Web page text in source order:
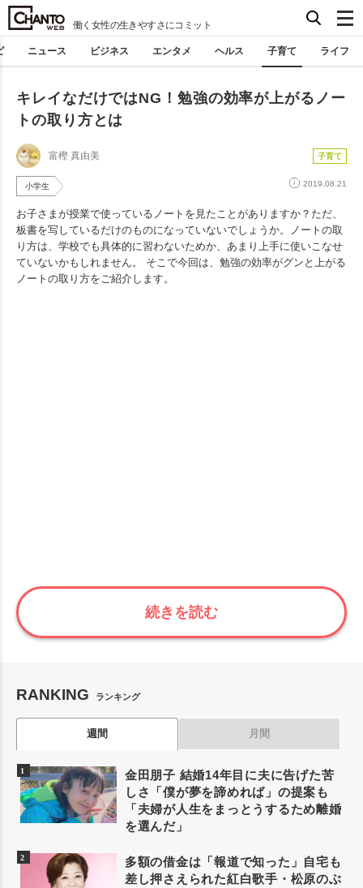
働く女性の生きやすさにコミット
ニュース ビジネス エンタメ ヘルス 子育て ライフ
キレイなだけではNG！勉強の効率が上がるノー
トの取り方とは
富樫 真由美 子育て
小学生 2019.08.21
お子さまが授業で使っているノートを見たことがありますか？ただ、
板書を写しているだけのものになっていないでしょうか。ノートの取
り方は、学校でも具体的に習わないためか、あまり上手に使いこなせ
ていないかもしれません。 そこで今回は、勉強の効率がグンと上がる
ノートの取り方をご紹介します。
続きを読む
RANKING ランキング
週間 月間
金田朋子 結婚14年目に夫に告げた苦
しさ「僕が夢を諦めれば」の提案も
「夫婦が人生をまっとうするため離婚
を選んだ」
多額の借金は「報道で知った」自宅も
差し押さえられた紅白歌手・松原のぶ